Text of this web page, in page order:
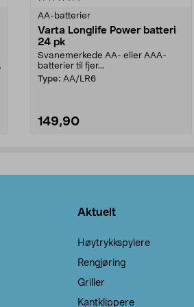
AA-batterier
Varta Longlife Power batteri
24 pk
Svanemerkede AA- eller AAA-
batterier til fjer...
Type: AA/LR6
149,90
Aktuelt
Høytrykkspylere
Rengjøring
Griller
Kantklippere